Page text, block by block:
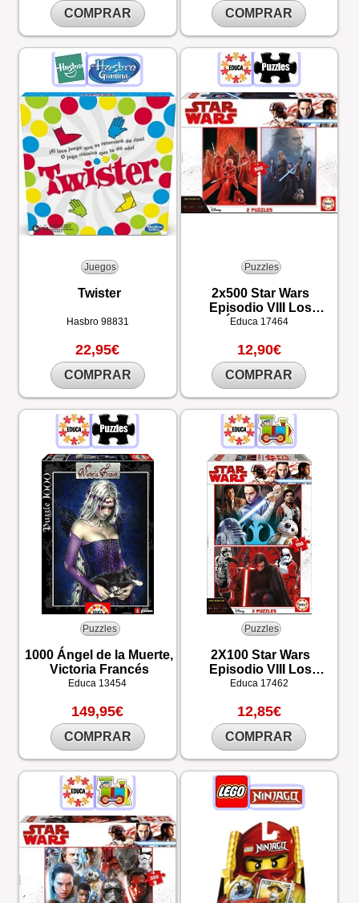
COMPRAR COMPRAR
Juegos
Twister
Hasbro 98831
22,95€
COMPRAR
Puzzles
2x500 Star Wars
Episodio VIII Los
Últimos Jedi
Educa 17464
12,90€
COMPRAR
Puzzles
1000 Ángel de la Muerte,
Victoria Francés
Educa 13454
149,95€
COMPRAR
Puzzles
2X100 Star Wars
Episodio VIII Los
Ultimos Jedi
Educa 17462
12,85€
COMPRAR